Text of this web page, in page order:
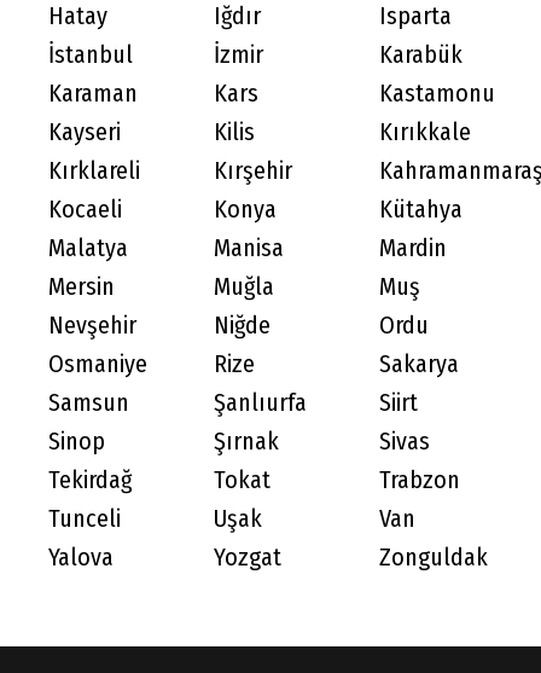
Hatay
Iğdır
Isparta
İstanbul
İzmir
Karabük
Karaman
Kars
Kastamonu
Kayseri
Kilis
Kırıkkale
Kırklareli
Kırşehir
Kocaeli
Konya
Kütahya
Malatya
Manisa
Mardin
Mersin
Muğla
Muş
Nevşehir
Niğde
Ordu
Osmaniye
Rize
Sakarya
Samsun
Şanlıurfa
Siirt
Sinop
Şırnak
Sivas
Tekirdağ
Tokat
Trabzon
Tunceli
Uşak
Van
Yalova
Yozgat Zonguldak